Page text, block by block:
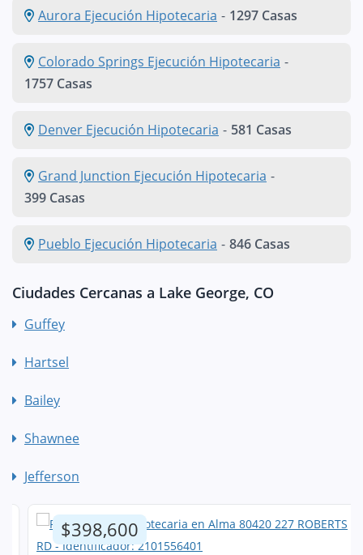
Aurora Ejecución Hipotecaria - 1297 Casas
Colorado Springs Ejecución Hipotecaria -
1757 Casas
Denver Ejecución Hipotecaria - 581 Casas
Grand Junction Ejecución Hipotecaria -
399 Casas
Pueblo Ejecución Hipotecaria - 846 Casas
Ciudades Cercanas a Lake George, CO
Guffey
Hartsel
Bailey
Shawnee
Jefferson
$398,600